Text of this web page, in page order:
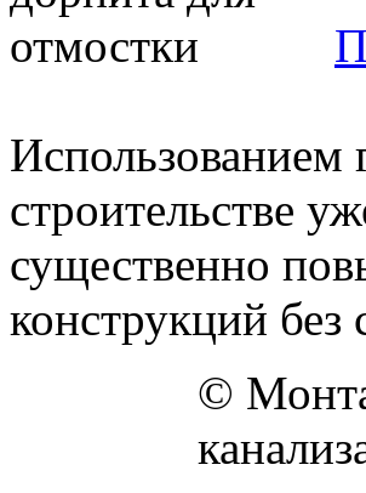
Использованием
строительстве
существенно
конструкций
©